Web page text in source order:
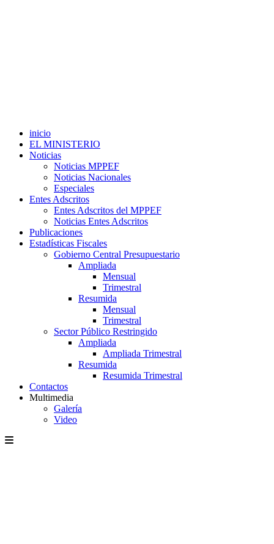
inicio
EL MINISTERIO
Noticias
Noticias MPPEF
Noticias Nacionales
Especiales
Entes Adscritos
Entes Adscritos del MPPEF
Noticias Entes Adscritos
Publicaciones
Estadísticas Fiscales
Gobierno Central Presupuestario
Ampliada
Mensual
Trimestral
Resumida
Mensual
Trimestral
Sector Público Restringido
Ampliada
Ampliada Trimestral
Resumida
Resumida Trimestral
Contactos
Multimedia
Galería
Video